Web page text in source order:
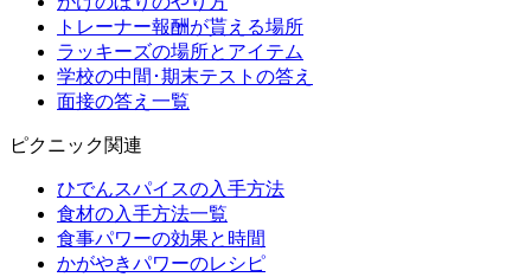
トレーナー報酬が貰える場所
ラッキーズの場所とアイテム
学校の中間･期末テストの答え
面接の答え一覧
ピクニック関連
ひでんスパイスの入手方法
食材の入手方法一覧
食事パワーの効果と時間
かがやきパワーのレシピ